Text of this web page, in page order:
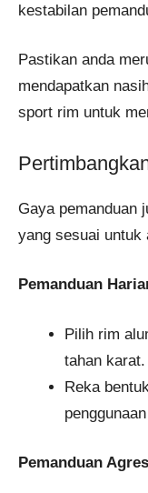
kestabilan
Pastikan anda
mendapatkan
sport rim untuk
Gaya pemanduan
yang sesuai untuk
Pemanduan
Pilih rim
tahan karat.
Reka
Pemanduan